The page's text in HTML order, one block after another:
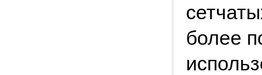
более